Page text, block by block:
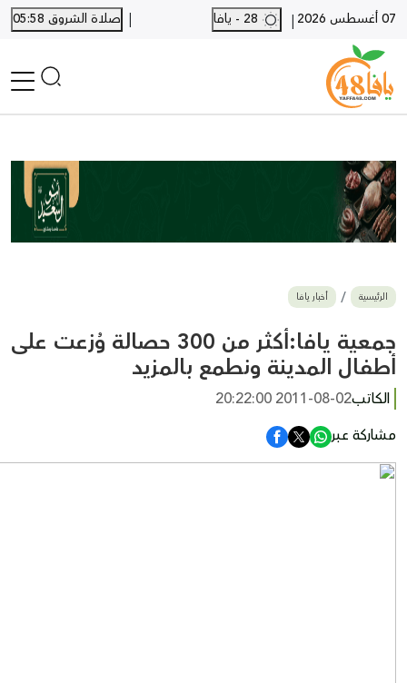
07 أغسطس 2026 |
| صلاة الشروق 05:58
أخبار محلية
أخبار يافا
SHORTS
أخبار اللد والرملة
بيع وشراء
أخبار القدس
وفيات
المزيد
ارسل خبر
الرئيسية أخبار يافا
جمعية يافا:أكثر من 300 حصالة وُزعت على
أطفال المدينة ونطمع بالمزيد
الكاتب2011-08-02 20:22:00
مشاركة عبر